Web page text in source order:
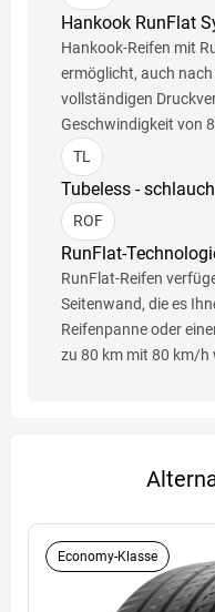
Hankook RunFlat
Hankook-Reifen mit
ermöglicht, auch
vollständigen
Geschwindigkeit von
TL
Tubeless -
ROF
RunFlat-
RunFlat-Reifen
Seitenwand, die es
Reifenpanne oder
zu 80 km mit 80 km/h
Economy-Klasse